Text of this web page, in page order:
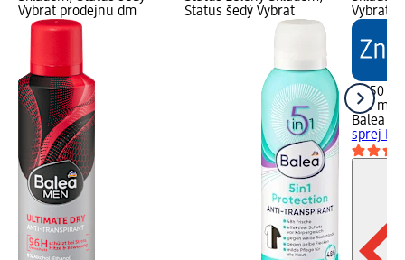
Vybrat prodejnu dm
Status šedý Vybrat
Vybrat
32,50 Kč
200 ml
Balea
sprej